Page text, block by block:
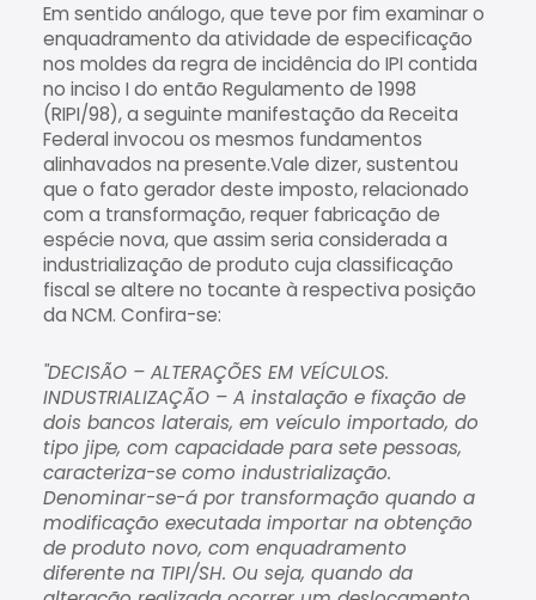
Em sentido análogo, que teve por fim examinar o
enquadramento da atividade de especificação
nos moldes da regra de incidência do IPI contida
no inciso I do então Regulamento de 1998
(RIPI/98), a seguinte manifestação da Receita
Federal invocou os mesmos fundamentos
alinhavados na presente.Vale dizer, sustentou
que o fato gerador deste imposto, relacionado
com a transformação, requer fabricação de
espécie nova, que assim seria considerada a
industrialização de produto cuja classificação
fiscal se altere no tocante à respectiva posição
da NCM. Confira-se:
"DECISÃO – ALTERAÇÕES EM VEÍCULOS.
INDUSTRIALIZAÇÃO – A instalação e fixação de
dois bancos laterais, em veículo importado, do
tipo jipe, com capacidade para sete pessoas,
caracteriza-se como industrialização.
Denominar-se-á por transformação quando a
modificação executada importar na obtenção
de produto novo, com enquadramento
diferente na TIPI/SH. Ou seja, quando da